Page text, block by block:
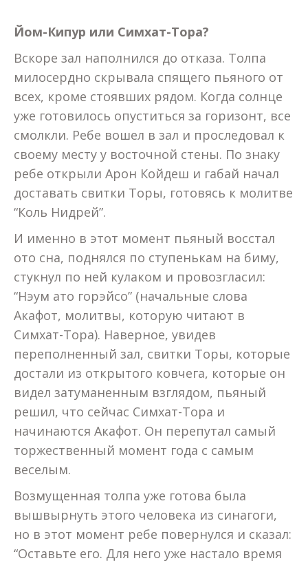
Йом-Кипур или Симхат-Тора?
Вскоре зал наполнился до отказа. Толпа
милосердно скрывала спящего пьяного от
всех, кроме стоявших рядом. Когда солнце
уже готовилось опуститься за горизонт, все
смолкли. Ребе вошел в зал и проследовал к
своему месту у восточной стены. По знаку
ребе открыли Арон Койдеш и габай начал
доставать свитки Торы, готовясь к молитве
“Коль Нидрей”.
И именно в этот момент пьяный восстал
ото сна, поднялся по ступенькам на биму,
стукнул по ней кулаком и провозгласил:
“Нэум ато горэйсо” (начальные слова
Акафот, молитвы, которую читают в
Симхат-Тора). Наверное, увидев
переполненный зал, свитки Торы, которые
достали из открытого ковчега, которые он
видел затуманенным взглядом, пьяный
решил, что сейчас Симхат-Тора и
начинаются Акафот. Он перепутал самый
торжественный момент года с самым
веселым.
Возмущенная толпа уже готова была
вышвырнуть этого человека из синагоги,
но в этот момент ребе повернулся и сказал:
“Оставьте его. Для него уже настало время